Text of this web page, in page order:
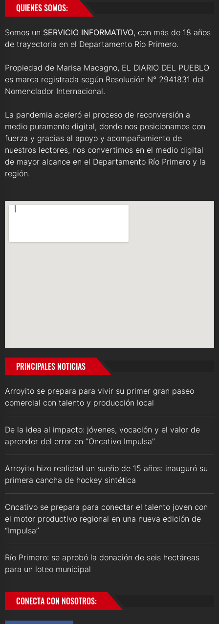
QUIENES SOMOS:
Somos un SERVICIO INFORMATIVO, con más de 18 años
de trayectoria en el Departamento Río Primero.
Propiedad de Marisa Macagno, EL DIARIO DEL PUEBLO
es marca registrada según Resolución N° 2941831 del
Nomenclador Internacional.
La pandemia aceleró el proceso de reconversión a
medio puramente digital, donde nos posicionamos con
fuerza y gracias al apoyo y acompañamiento de
nuestros lectores, nos convertimos en el medio digital
de mayor alcance en el Departamento Río Primero y la
región.
PRINCIPALES NOTICIAS
Arroyito se prepara para vivir su primer gran paseo
comercial con talento y producción local
De la idea al impacto: jóvenes, vocación y el valor de
aprender del error en “Oncativo Impulsa”
Arroyito hizo realidad un sueño de 15 años: inauguró su
primera cancha de hockey sintética
Oncativo se prepara para conectar el talento joven con
el motor productivo regional en una nueva edición de
“Impulsa”
Río Primero: se aprobó la donación de seis hectáreas
para un loteo municipal
CONECTA CON NOSOTROS: